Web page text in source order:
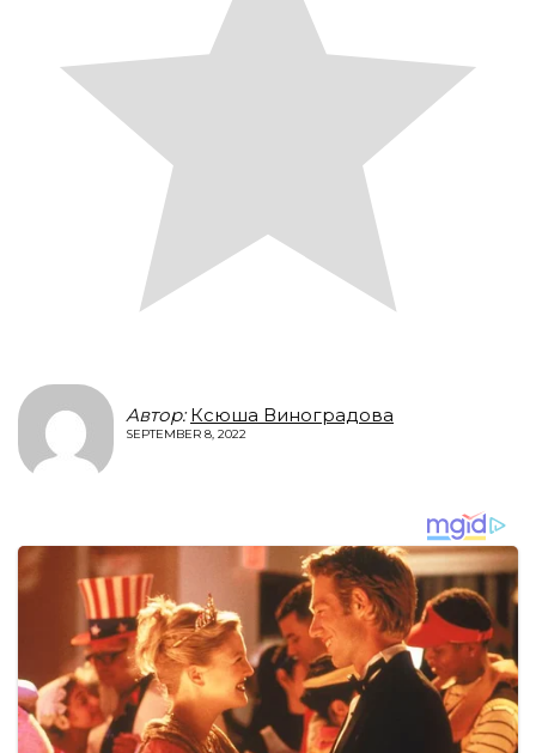
Автор: Ксюша Виноградова
SEPTEMBER 8, 2022